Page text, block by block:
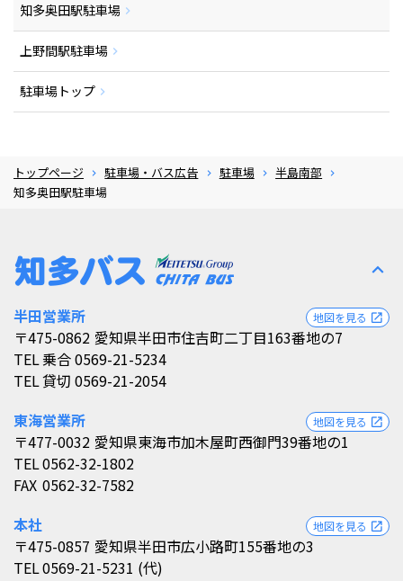
知多奥田駅駐車場
上野間駅駐車場
駐車場トップ
トップページ 駐車場・バス広告 駐車場
半島南部
知多奥田駅駐車場
expand_less
半田営業所
〒475-0862 愛知県半田市住吉町二丁目163番地の7
地図を見る open_in_new
TEL乗合 0569-21-5234
TEL貸切 0569-21-2054
東海営業所
〒477-0032 愛知県東海市加木屋町西御門39番地の1
地図を見る open_in_new
TEL0562-32-1802
FAX 0562-32-7582
本社
〒475-0857 愛知県半田市広小路町155番地の3
地図を見る open_in_new
TEL0569-21-5231 (代)